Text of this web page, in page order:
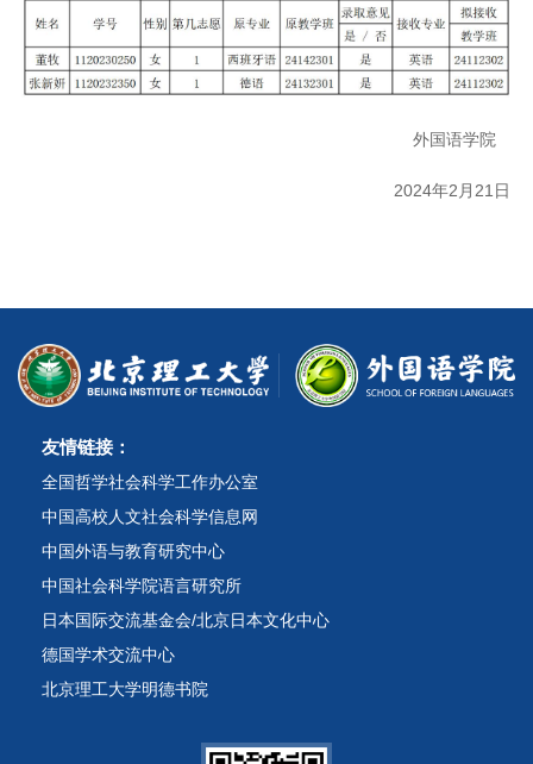
外国语学院
2024年2月21日
友情链接：
全国哲学社会科学工作办公室
中国高校人文社会科学信息网
中国外语与教育研究中心
中国社会科学院语言研究所
日本国际交流基金会/北京日本文化中心
德国学术交流中心
北京理工大学明德书院